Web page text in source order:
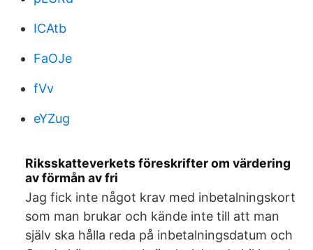
ICAtb
FaOJe
fVv
eYZug
Riksskatteverkets föreskrifter om värdering
av förmån av fri
Jag fick inte något krav med inbetalningskort
som man brukar och kände inte till att man
själv ska hålla reda på inbetalningsdatum och